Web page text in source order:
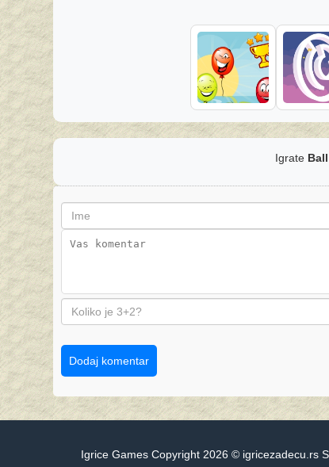
Igrate
Dodaj komentar
Igrice Games Copyright 2026 © igricezadecu.rs